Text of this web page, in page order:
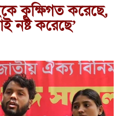
কুক্ষিগত করেছে,
নষ্ট করেছে’